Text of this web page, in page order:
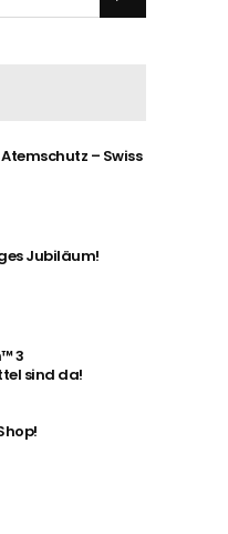
– Swiss
Jubiläum!
3
sind da!